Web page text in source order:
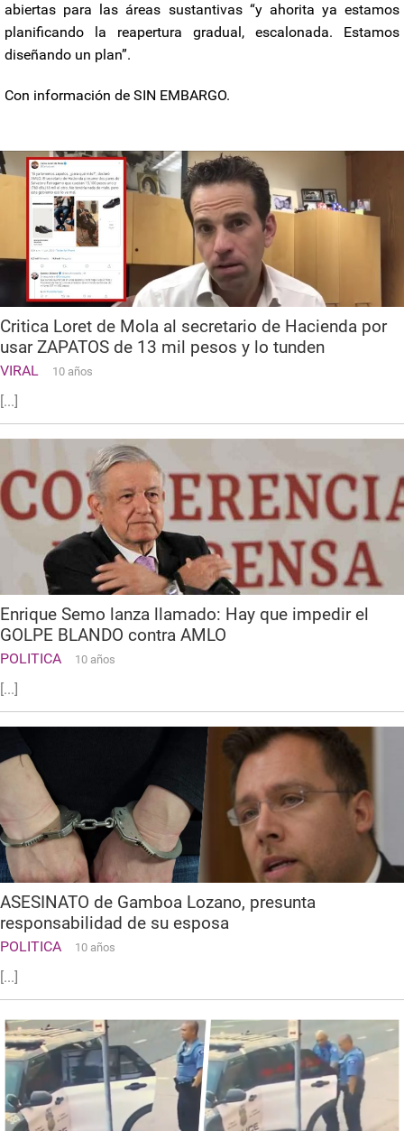
abiertas para las áreas sustantivas “y ahorita ya estamos
planificando la reapertura gradual, escalonada. Estamos
diseñando un plan”.
Con información de SIN EMBARGO.
Critica Loret de Mola al secretario de Hacienda por
usar ZAPATOS de 13 mil pesos y lo tunden
VIRAL 10 años
[...]
Enrique Semo lanza llamado: Hay que impedir el
GOLPE BLANDO contra AMLO
POLITICA 10 años
[...]
ASESINATO de Gamboa Lozano, presunta
responsabilidad de su esposa
POLITICA 10 años
[...]